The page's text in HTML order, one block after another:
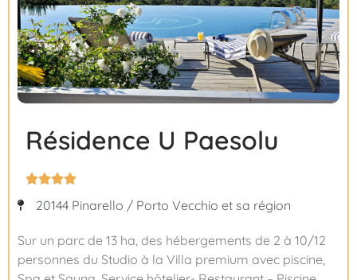
Résidence U Paesolu

20144 Pinarello / Porto Vecchio et sa région
Sur un parc de 13 ha, des hébergements de 2 à 10/12
personnes du Studio à la Villa premium avec piscine,